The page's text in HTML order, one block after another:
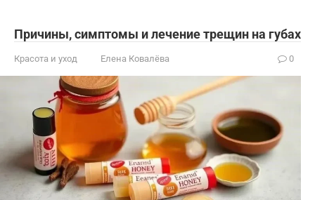
Причины, симптомы и лечение трещин на губах
Красота и уход Елена Ковалёва 0